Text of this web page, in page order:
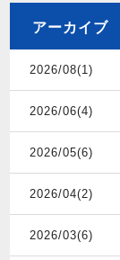
アーカイブ
2026/08(1)
2026/06(4)
2026/05(6)
2026/04(2)
2026/03(6)